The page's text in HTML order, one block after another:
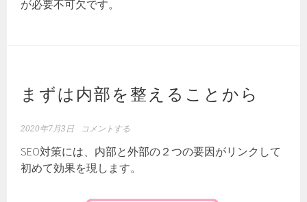
が必要不可欠です。
まずは内部を整えることから
2020年7月3日 コメントする
SEO対策には、内部と外部の２つの要因がリンクして
初めて効果を現します。